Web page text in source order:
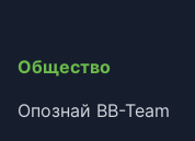
Общество
Опознай BB-Team